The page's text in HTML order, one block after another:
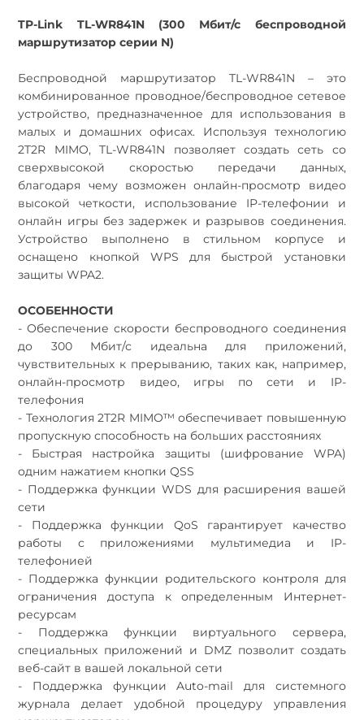
TP-Link TL-WR841N (300 Мбит/с беспроводной
маршрутизатор серии N)
Беспроводной маршрутизатор TL-WR841N – это
комбинированное проводное/беспроводное сетевое
устройство, предназначенное для использования в
малых и домашних офисах. Используя технологию
2T2R MIMO, TL-WR841N позволяет создать сеть со
сверхвысокой скоростью передачи данных,
благодаря чему возможен онлайн-просмотр видео
высокой четкости, использование IP-телефонии и
онлайн игры без задержек и разрывов соединения.
Устройство выполнено в стильном корпусе и
оснащено кнопкой WPS для быстрой установки
защиты WPA2.
ОСОБЕННОСТИ
- Обеспечение скорости беспроводного соединения
до 300 Мбит/с идеальна для приложений,
чувствительных к прерыванию, таких как, например,
онлайн-просмотр видео, игры по сети и IP-
телефония
- Технология 2T2R MIMO™ обеспечивает повышенную
пропускную способность на больших расстояниях
- Быстрая настройка защиты (шифрование WPA)
одним нажатием кнопки QSS
- Поддержка функции WDS для расширения вашей
сети
- Поддержка функции QoS гарантирует качество
работы с приложениями мультимедиа и IP-
телефонией
- Поддержка функции родительского контроля для
ограничения доступа к определенным Интернет-
ресурсам
- Поддержка функции виртуального сервера,
специальных приложений и DMZ позволит создать
веб-сайт в вашей локальной сети
- Поддержка функции Auto-mail для системного
журнала делает удобной процедуру управления